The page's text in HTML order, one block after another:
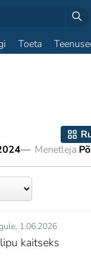
Toeta
— Menetleja
1.06.2026
kaitseks